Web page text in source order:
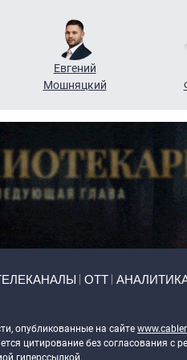
Евгений
Мошняцкий
ОТТ
опубликованные на сайте
цитирование без согласования с
гиперссылкой.